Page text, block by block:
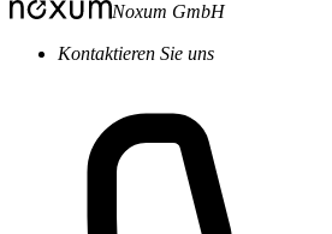
Noxum GmbH
Kontaktieren Sie uns